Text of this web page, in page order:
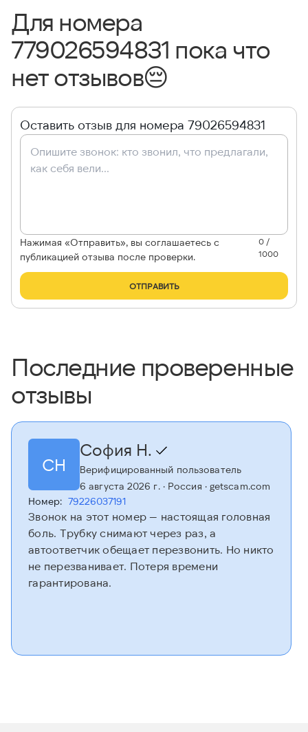
Для номера
779026594831 пока что
нет отзывов😔
Оставить отзыв для номера 79026594831
Нажимая «Отправить», вы соглашаетесь с
публикацией отзыва после проверки.
0 /
1000
ОТПРАВИТЬ
Последние проверенные
отзывы
СН
София Н.
Верифицированный пользователь
6 августа 2026 г.· Россия · getscam.com
Номер: 79226037191
Звонок на этот номер — настоящая головная
боль. Трубку снимают через раз, а
автоответчик обещает перезвонить. Но никто
не перезванивает. Потеря времени
гарантирована.